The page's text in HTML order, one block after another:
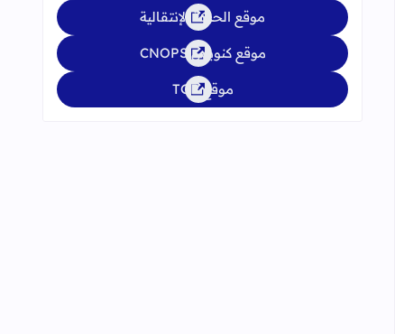
موقع الحركة الإنتقالية
موقع كنوبس CNOPS
موقع TGR